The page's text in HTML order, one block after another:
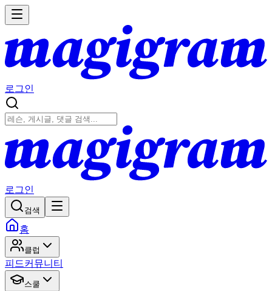
로그인
로그인
검색
홈
클럽
피드커뮤니티
스쿨